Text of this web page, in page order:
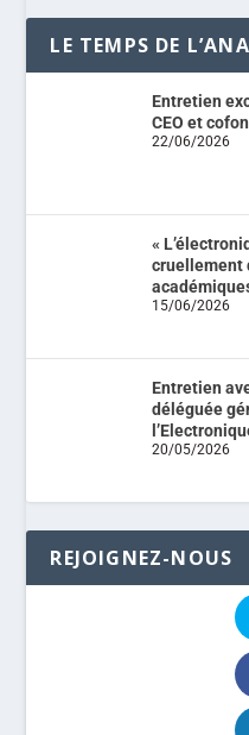
LE TEMPS DE
Entretien
CEO et
22/06/2026
«
cruellement
15/06/2026
Entretien
déléguée
20/05/2026
REJOIGNEZ-NOUS